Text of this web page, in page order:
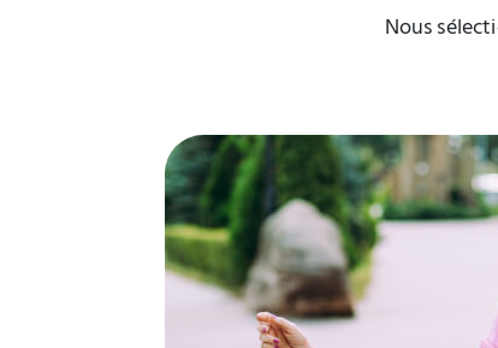
Nous